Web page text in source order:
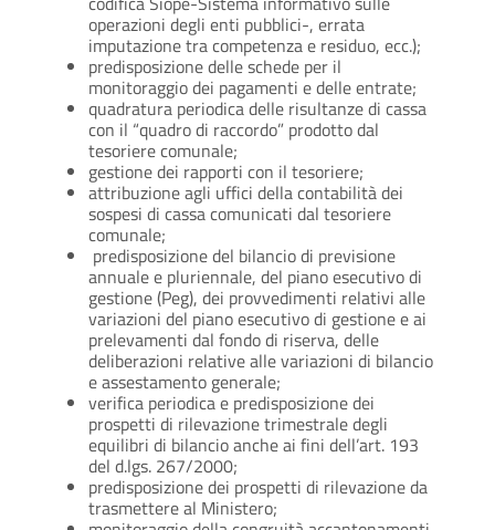
operazioni degli enti pubblici-, errata
imputazione tra competenza e residuo, ecc.);
predisposizione delle schede per il
monitoraggio dei pagamenti e delle entrate;
quadratura periodica delle risultanze di cassa
con il “quadro di raccordo” prodotto dal
tesoriere comunale;
gestione dei rapporti con il tesoriere;
attribuzione agli uffici della contabilità dei
sospesi di cassa comunicati dal tesoriere
comunale;
predisposizione del bilancio di previsione
annuale e pluriennale, del piano esecutivo di
gestione (Peg), dei provvedimenti relativi alle
variazioni del piano esecutivo di gestione e ai
prelevamenti dal fondo di riserva, delle
deliberazioni relative alle variazioni di bilancio
e assestamento generale;
verifica periodica e predisposizione dei
prospetti di rilevazione trimestrale degli
equilibri di bilancio anche ai fini dell’art. 193
del d.lgs. 267/2000;
predisposizione dei prospetti di rilevazione da
trasmettere al Ministero;